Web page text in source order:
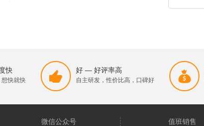
快
想快就快
好 — 好评率高
自主研发，性价比高，口碑好
微信公众号 值班销售